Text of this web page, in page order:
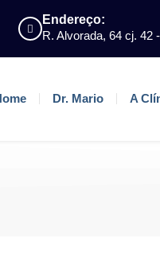
Endereço:
R. Alvorada, 64 cj. 42
Dr. Mario A